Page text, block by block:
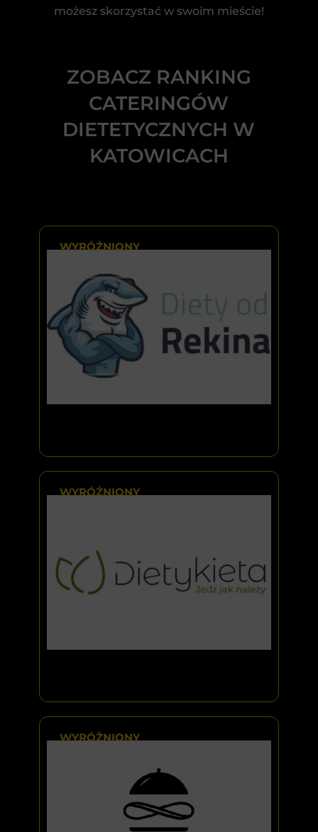
możesz skorzystać w swoim mieście!
ZOBACZ RANKING
CATERINGÓW
DIETETYCZNYCH W
KATOWICACH
WYRÓŻNIONY
WYRÓŻNIONY
WYRÓŻNIONY